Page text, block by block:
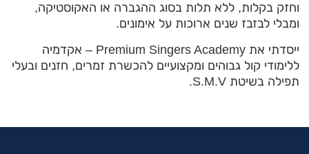
וחזק בקלות, ללא תלות בסוג ההגברה או האקוסטיקה,
ומבלי לבזבז שנים ארוכות על אימונים.
ייסדתי את Premium Singers Academy – אקדמיה
ללימודי קול גבוהים ומקצועיים להכשרת זמרים, חזנים ובעלי
תפילה בשיטת S.M.V.